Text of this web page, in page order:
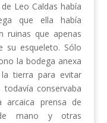
Leo Caldas había
que ella había
ruinas que apenas
su esqueleto. Sólo
la bodega anexa
tierra para evitar
conservaba
arcaica prensa de
mano y otras